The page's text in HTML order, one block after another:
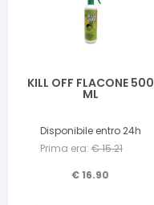
KILL OFF FLACONE 500
ML
Disponibile entro 24h
Prima era: €15.21
€16.90